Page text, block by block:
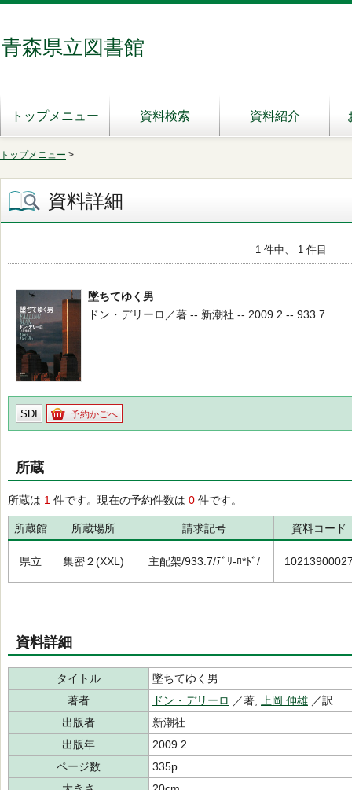
青森県立図書館
トップメニュー 資料検索 資料紹介
トップメニュー >
資料詳細
1 件中、 1 件目
墜ちてゆく男
ドン・デリーロ／著 -- 新潮社 -- 2009.2 -- 933.7
SDI 予約かごへ
所蔵
所蔵は 1 件です。現在の予約件数は 0 件です。
所蔵館 所蔵場所 請求記号 資料コード
県立 集密２(XXL) 主配架/933.7/ﾃﾞﾘ-ﾛ*ﾄﾞ/
資料詳細
タイトル
墜ちてゆく男
著者
ドン・デリーロ ／著, 上岡 伸雄 ／訳
出版者
新潮社
出版年
2009.2
ページ数
335p